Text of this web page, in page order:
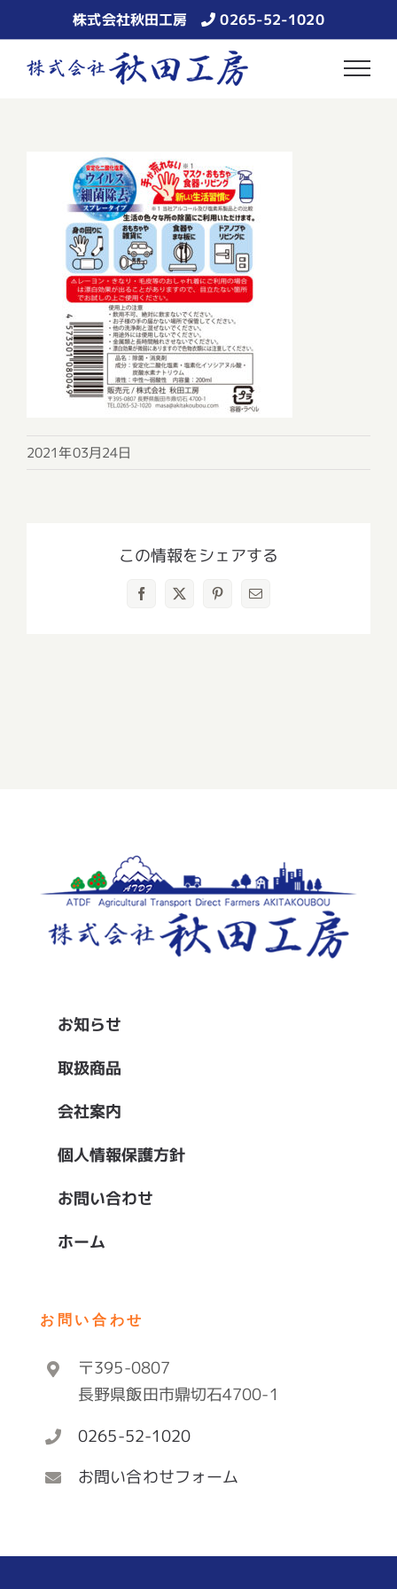
to
content
株式会社秋田工房 0265-52-1020
2021年03月24日
この情報をシェアする
Facebook
X Pinterest
電
お知らせ
取扱商品
会社案内
個人情報保護方針
お問い合わせ
ホーム
お問い合わせ
〒395-0807
長野県飯田市鼎切石4700-1
0265-52-1020
お問い合わせフォーム